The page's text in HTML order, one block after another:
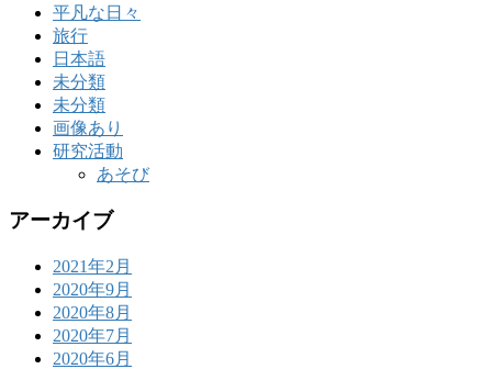
平凡な日々
旅行
日本語
未分類
未分類
画像あり
研究活動
あそび
アーカイブ
2021年2月
2020年9月
2020年8月
2020年7月
2020年6月